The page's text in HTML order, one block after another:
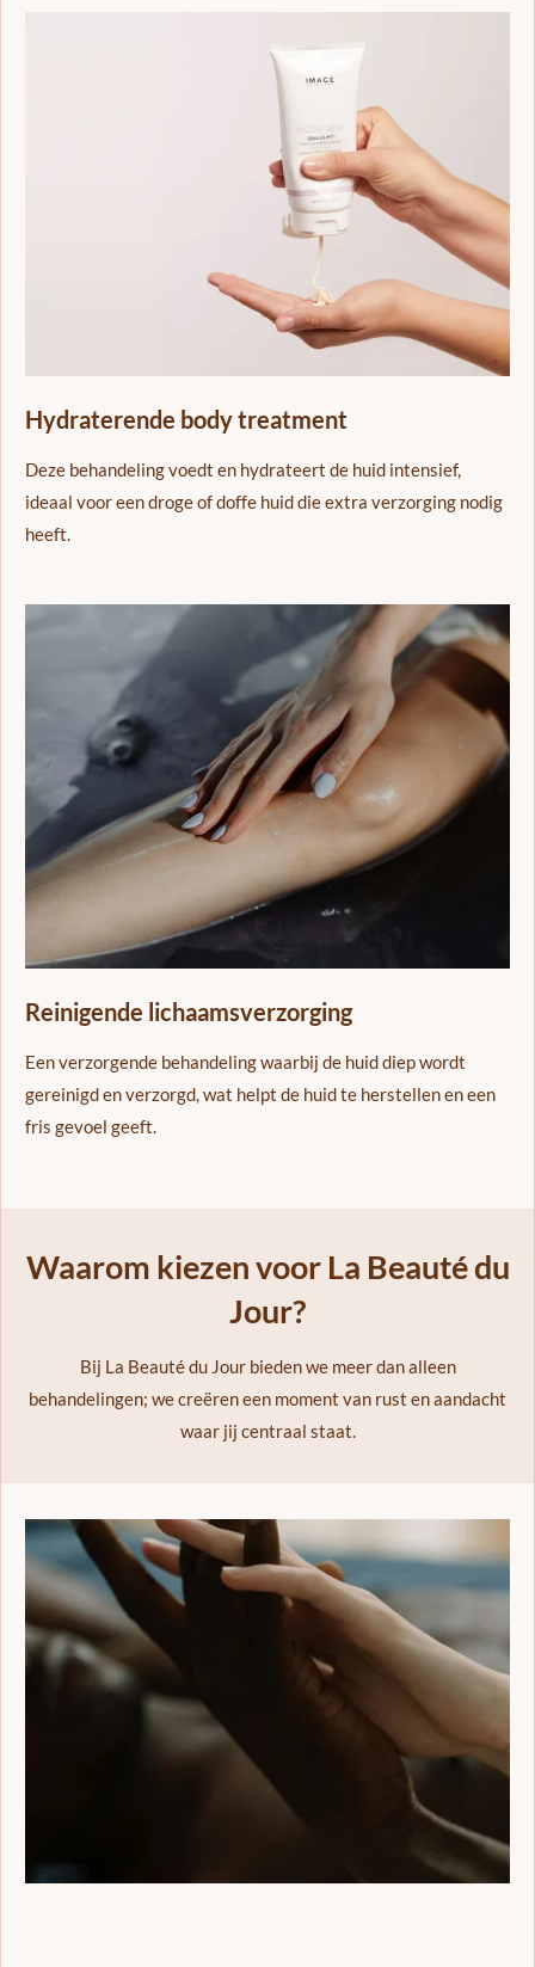
Hydraterende body treatment
Deze behandeling voedt en hydrateert de huid intensief,
ideaal voor een droge of doffe huid die extra verzorging nodig
heeft.
Reinigende lichaamsverzorging
Een verzorgende behandeling waarbij de huid diep wordt
gereinigd en verzorgd, wat helpt de huid te herstellen en een
fris gevoel geeft.
Waarom kiezen voor La Beauté du
Jour?
Bij La Beauté du Jour bieden we meer dan alleen
behandelingen; we creëren een moment van rust en aandacht
waar jij centraal staat.